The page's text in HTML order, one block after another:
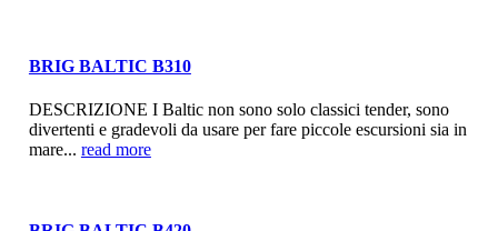
BRIG BALTIC B310
DESCRIZIONE I Baltic non sono solo classici tender, sono
divertenti e gradevoli da usare per fare piccole escursioni sia in
mare... read more